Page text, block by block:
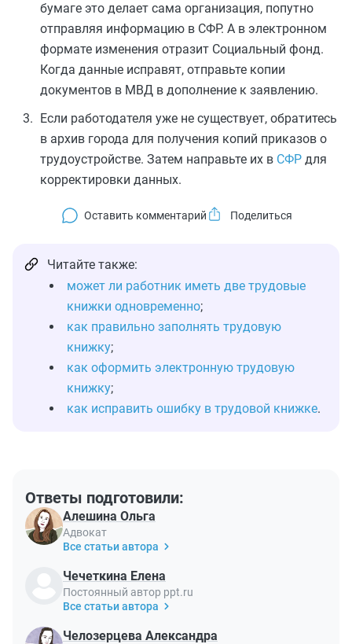
бумаге это делает сама организация, попутно
отправляя информацию в СФР. А в электронном
формате изменения отразит Социальный фонд.
Когда данные исправят, отправьте копии
документов в МВД в дополнение к заявлению.
Если работодателя уже не существует, обратитесь
в архив города для получения копий приказов о
трудоустройстве. Затем направьте их в СФР для
корректировки данных.
Оставить комментарий
Читайте также:
может ли работник иметь две трудовые
книжки одновременно;
как правильно заполнять трудовую
книжку;
как оформить электронную трудовую
книжку;
как исправить ошибку в трудовой книжке.
Ответы подготовили:
Алешина Ольга
Адвокат
Все статьи автора
Чечеткина Елена
Постоянный автор ppt.ru
Все статьи автора
Челозерцева Александра